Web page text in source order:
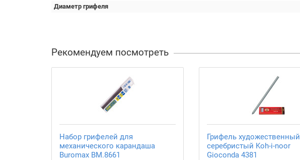
Диаметр грифеля
Рекомендуем посмотреть
Набор грифелей для
механического карандаша
Buromax BM.8661
Грифель художественный
серебристый Koh-i-noor
Gioconda 4381